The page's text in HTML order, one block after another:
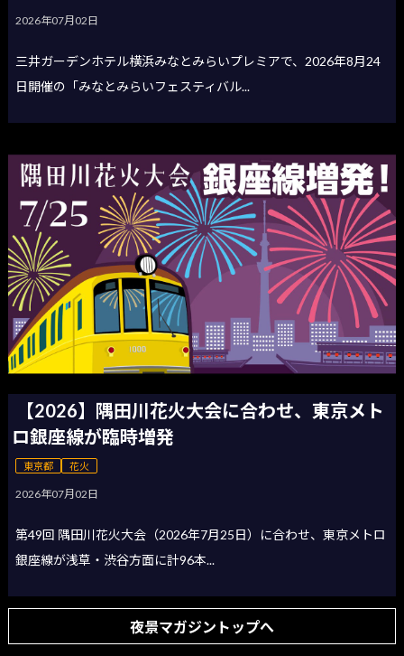
2026年07月02日
三井ガーデンホテル横浜みなとみらいプレミアで、2026年8月24
日開催の「みなとみらいフェスティバル...
【2026】隅田川花火大会に合わせ、東京メト
ロ銀座線が臨時増発
東京都 花火
2026年07月02日
第49回 隅田川花火大会（2026年7月25日）に合わせ、東京メトロ
銀座線が浅草・渋谷方面に計96本...
夜景マガジントップへ